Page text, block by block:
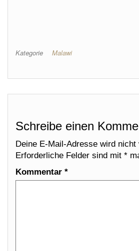
Kategorie Malawi
Schreibe einen
Deine E-Mail-Adresse wird
Erforderliche Felder sind mit *
Kommentar *